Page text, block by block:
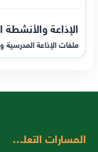
الإذاعة والأنشطة
ملفات الإذاعة المدرسية
المسارات التعليمية